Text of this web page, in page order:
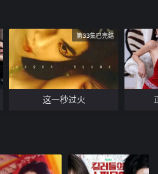
第33集已完结
这一秒过火